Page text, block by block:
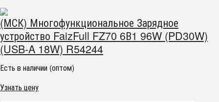
(МСК) Многофункциональное Зарядное
устройство FaizFull FZ70 6В1 96W (PD30W)
(USB-A 18W) R54244
Есть в наличии (оптом)
Узнать цену